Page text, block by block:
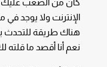
الإنترنت ولا يوجد في
هناك طريقة للتحدث
نعم أنا أقصد ما قلته